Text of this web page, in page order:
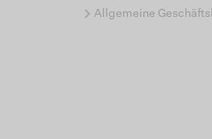
Allgemeine